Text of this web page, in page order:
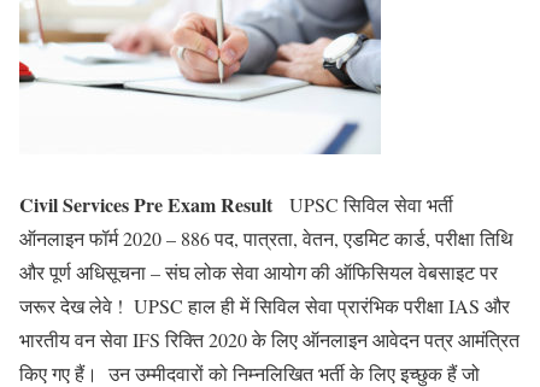
Civil Services Pre Exam Result
UPSC सिविल सेवा भर्ती
ऑनलाइन फॉर्म 2020 – 886 पद, पात्रता, वेतन, एडमिट कार्ड, परीक्षा तिथि
और पूर्ण अधिसूचना – संघ लोक सेवा आयोग की ऑफिसियल वेबसाइट पर
जरूर देख लेवे ! UPSC हाल ही में सिविल सेवा प्रारंभिक परीक्षा IAS और
भारतीय वन सेवा IFS रिक्ति 2020 के लिए ऑनलाइन आवेदन पत्र आमंत्रित
किए गए हैं। उन उम्मीदवारों को निम्नलिखित भर्ती के लिए इच्छुक हैं जो